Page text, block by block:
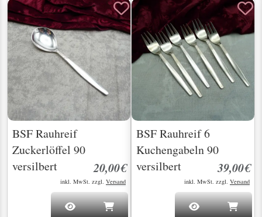
BSF Rauhreif
Zuckerlöffel 90
versilbert
20,00€
inkl. MwSt. zzgl. Versand
BSF Rauhreif 6
Kuchengabeln 90
versilbert
39,00€
inkl. MwSt. zzgl. Versand